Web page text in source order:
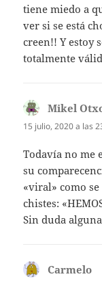
tiene miedo a
ver si se está
creen!! Y estoy
totalmente
Mikel
15 julio, 2020 a las
Todavía no me
su
«viral» como
chistes:
Sin duda
Carmelo